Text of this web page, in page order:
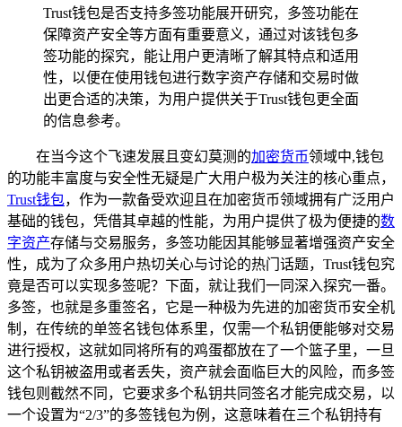
Trust钱包是否支持多签功能展开研究，多签功能在
保障资产安全等方面有重要意义，通过对该钱包多
签功能的探究，能让用户更清晰了解其特点和适用
性，以便在使用钱包进行数字资产存储和交易时做
出更合适的决策，为用户提供关于Trust钱包更全面
的信息参考。
在当今这个飞速发展且变幻莫测的加密货币领域中,钱包
的功能丰富度与安全性无疑是广大用户极为关注的核心重点，
Trust钱包，作为一款备受欢迎且在加密货币领域拥有广泛用户
基础的钱包，凭借其卓越的性能，为用户提供了极为便捷的数
字资产存储与交易服务，多签功能因其能够显著增强资产安全
性，成为了众多用户热切关心与讨论的热门话题，Trust钱包究
竟是否可以实现多签呢？下面，就让我们一同深入探究一番。
多签，也就是多重签名，它是一种极为先进的加密货币安全机
制，在传统的单签名钱包体系里，仅需一个私钥便能够对交易
进行授权，这就如同将所有的鸡蛋都放在了一个篮子里，一旦
这个私钥被盗用或者丢失，资产就会面临巨大的风险，而多签
钱包则截然不同，它要求多个私钥共同签名才能完成交易，以
一个设置为“2/3”的多签钱包为例，这意味着在三个私钥持有